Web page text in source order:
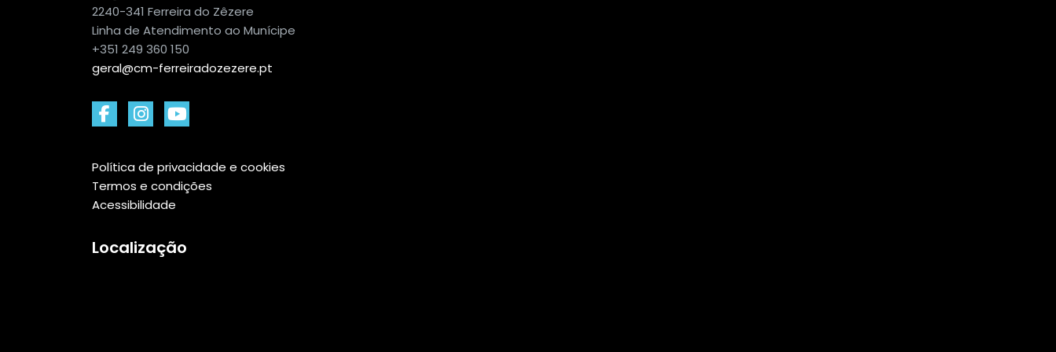
2240-341 Ferreira do Zêzere
Linha de Atendimento ao Munícipe
+351 249 360 150
geral@cm-ferreiradozezere.pt
Política de privacidade e cookies
Termos e condições
Acessibilidade
Localização